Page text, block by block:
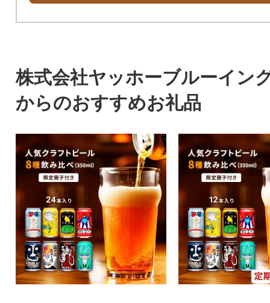
株式会社ヤッホーブルーイン
からのおすすめお礼品